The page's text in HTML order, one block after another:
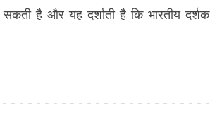
है और यह दर्शाती है कि भारतीय दर्शक